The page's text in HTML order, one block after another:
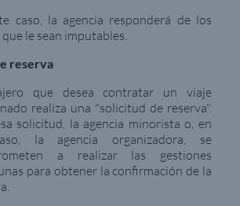
caso, la agencia responderá de los
le sean imputables.
reserva
que desea contratar un viaje
realiza una "solicitud de reserva".
solicitud, la agencia minorista o, en
la agencia organizadora, se
a realizar las gestiones
para obtener la confirmación de la